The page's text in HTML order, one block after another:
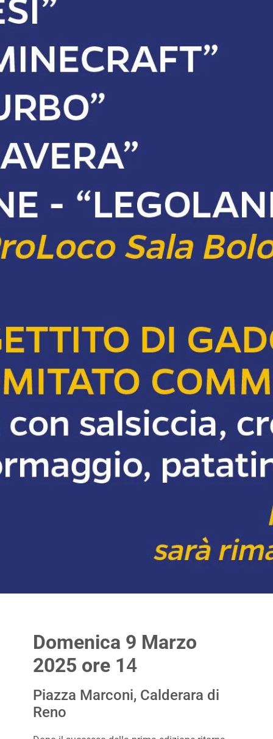
Domenica 9 Marzo
2025 ore 14
Piazza Marconi, Calderara di
Reno